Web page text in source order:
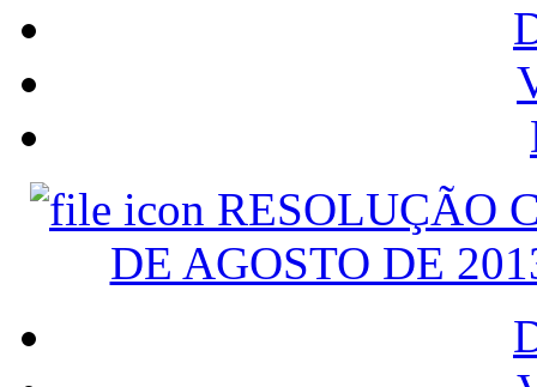
RESOLUÇÃO
DE AGOSTO DE